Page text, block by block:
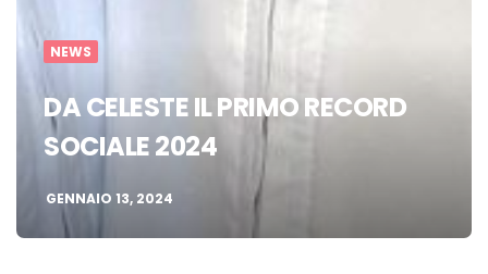
NEWS
DA CELESTE IL PRIMO RECORD
SOCIALE 2024
GENNAIO 13, 2024